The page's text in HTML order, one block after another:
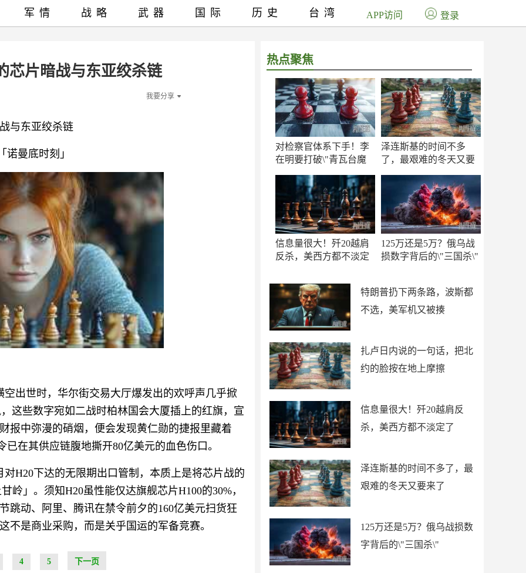
芯片暗战与东亚绞杀链
我要分享
与东亚绞杀链
曼底时刻」
出世时，华尔街交易大厅爆发出的欢呼声几乎掀
这些数字宛如二战时柏林国会大厦插上的红旗，宣
报中弥漫的硝烟，便会发现黄仁勋的捷报里藏着
在其供应链腹地撕开80亿美元的血色伤口。
H20下达的无限期出口管制，本质上是将芯片战的
岭」。须知H20虽性能仅达旗舰芯片H100的30%，
跳动、阿里、腾讯在禁令前夕的160亿美元扫货狂
是商业采购，而是关乎国运的军备竞赛。
4 5 下一页
热点聚焦
对检察官体系下手！李
在明要打破\"青瓦台魔
泽连斯基的时间不多
了，最艰难的冬天又要
信息量很大！歼20越肩
反杀，美西方都不淡定
125万还是5万？俄乌战
损数字背后的\"三国杀\"
特朗普扔下两条路，波斯都
不选，美军机又被揍
扎卢日内说的一句话，把北
约的脸按在地上摩擦
信息量很大！歼20越肩反
杀，美西方都不淡定了
泽连斯基的时间不多了，最
艰难的冬天又要来了
125万还是5万？俄乌战损数
字背后的\"三国杀\"
军情 战略 武器 国际 历史 台湾 APP访问 登录